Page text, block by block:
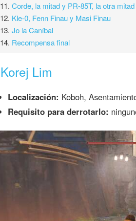
11.Corde, la mitad y PR-85T, la otra mitad
12. Kle-0, Fenn Finau y Masi Finau
13.Jo la Caníbal
14. Recompensa final
Korej Lim
Localización: Koboh,
Requisito para derrotarlo: